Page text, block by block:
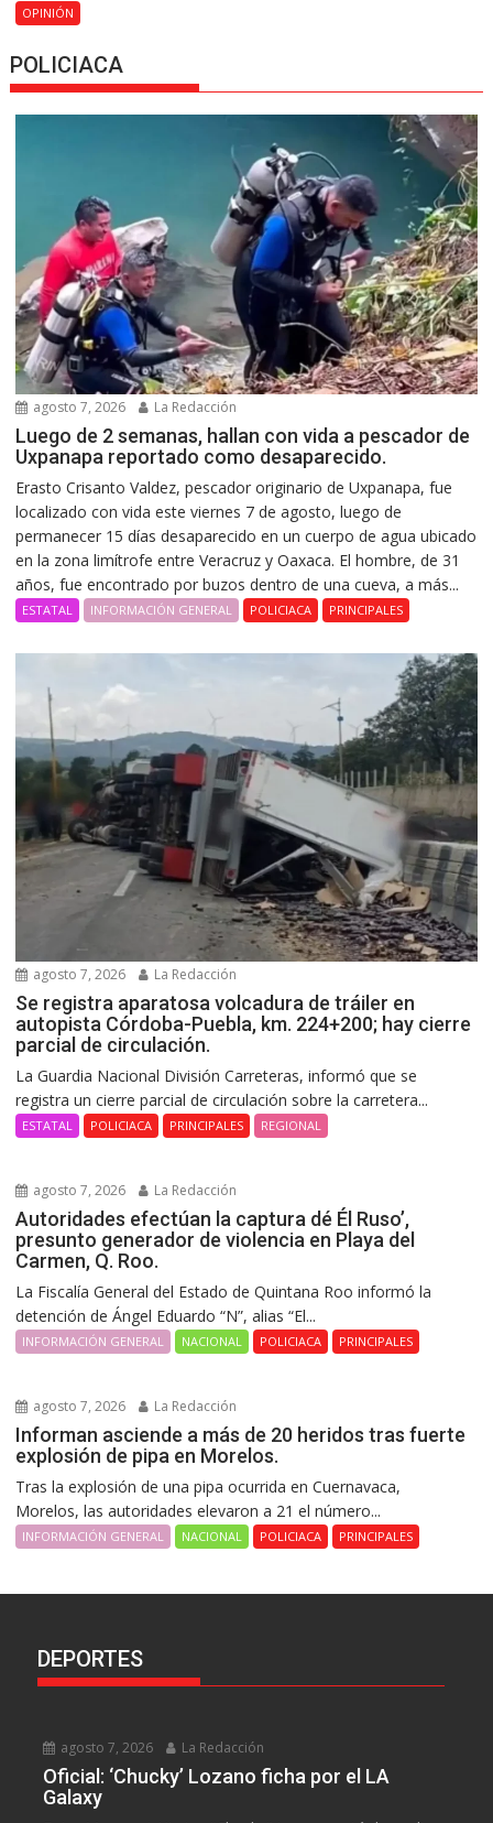
OPINIÓN
POLICIACA
agosto 7, 2026 La Redacción
Luego de 2 semanas, hallan con vida a pescador de
Uxpanapa reportado como desaparecido.
Erasto Crisanto Valdez, pescador originario de Uxpanapa, fue
localizado con vida este viernes 7 de agosto, luego de
permanecer 15 días desaparecido en un cuerpo de agua ubicado
en la zona limítrofe entre Veracruz y Oaxaca. El hombre, de 31
años, fue encontrado por buzos dentro de una cueva, a más...
ESTATAL INFORMACIÓN GENERAL POLICIACA PRINCIPALES
agosto 7, 2026 La Redacción
Se registra aparatosa volcadura de tráiler en
autopista Córdoba-Puebla, km. 224+200; hay cierre
parcial de circulación.
La Guardia Nacional División Carreteras, informó que se
registra un cierre parcial de circulación sobre la carretera...
ESTATAL POLICIACA PRINCIPALES REGIONAL
agosto 7, 2026 La Redacción
Autoridades efectúan la captura dé Él Ruso’,
presunto generador de violencia en Playa del
Carmen, Q. Roo.
La Fiscalía General del Estado de Quintana Roo informó la
detención de Ángel Eduardo “N”, alias “El...
INFORMACIÓN GENERAL NACIONAL POLICIACA PRINCIPALES
agosto 7, 2026 La Redacción
Informan asciende a más de 20 heridos tras fuerte
explosión de pipa en Morelos.
Tras la explosión de una pipa ocurrida en Cuernavaca,
Morelos, las autoridades elevaron a 21 el número...
INFORMACIÓN GENERAL NACIONAL POLICIACA PRINCIPALES
DEPORTES
agosto 7, 2026 La Redacción
Oficial: ‘Chucky’ Lozano ficha por el LA
Galaxy